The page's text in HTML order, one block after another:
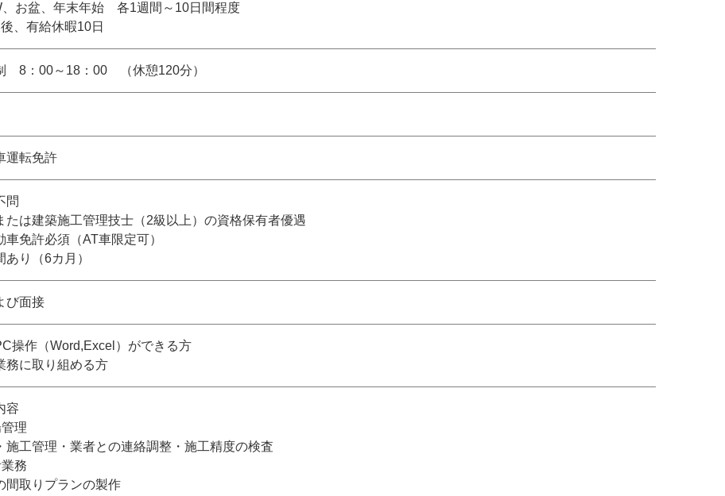
お盆、年末年始 各1週間～10日間程度
、有給休暇10日
8：00～18：00 （休憩120分）
運転免許
問
は建築施工管理技士（2級以上）の資格保有者優遇
車免許必須（AT車限定可）
あり（6カ月）
び面接
操作（Word,Excel）ができる方
務に取り組める方
容
管理
工管理・業者との連絡調整・施工精度の検査
務
取りプランの製作